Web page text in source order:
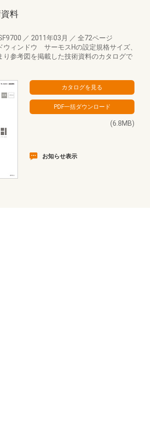
料
／ 2011年03月 ／ 全72ページ
ウィンドウ サーモスHの設定規格サイズ、
り参考図を掲載した技術資料のカタログで
(6.8MB)
お知らせ表示